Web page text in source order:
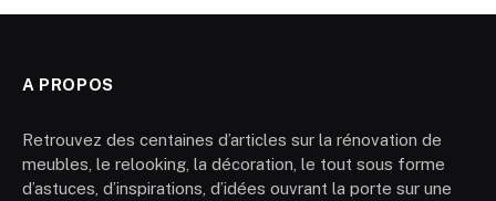
A PROPOS
Retrouvez des centaines d’articles sur la rénovation de
meubles, le relooking, la décoration, le tout sous forme
d’astuces, d’inspirations, d’idées ouvrant la porte sur une